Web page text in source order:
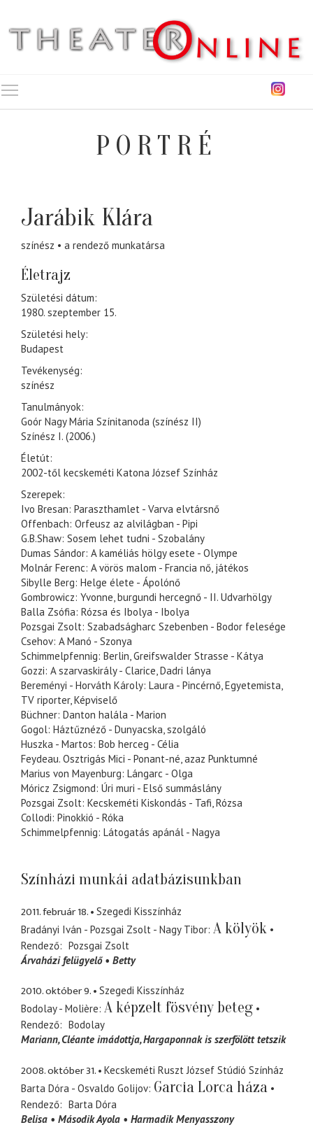
PORTRÉ
Jarábik Klára
színész a rendező munkatársa
Életrajz
Születési dátum:
1980. szeptember 15.
Születési hely:
Budapest
Tevékenység:
színész
Tanulmányok:
Goór Nagy Mária Színitanoda (színész II)
Színész I. (2006.)
Életút:
2002-től kecskeméti Katona József Színház
Szerepek:
Ivo Bresan: Paraszthamlet - Varva elvtársnő
Offenbach: Orfeusz az alvilágban - Pipi
G.B.Shaw: Sosem lehet tudni - Szobalány
Dumas Sándor: A kaméliás hölgy esete - Olympe
Molnár Ferenc: A vörös malom - Francia nő, játékos
Sibylle Berg: Helge élete - Ápolónő
Gombrowicz: Yvonne, burgundi hercegnő - II. Udvarhölgy
Balla Zsófia: Rózsa és Ibolya - Ibolya
Pozsgai Zsolt: Szabadságharc Szebenben - Bodor felesége
Csehov: A Manó - Szonya
Schimmelpfennig: Berlin, Greifswalder Strasse - Kátya
Gozzi: A szarvaskirály - Clarice, Dadri lánya
Bereményi - Horváth Károly: Laura - Pincérnő, Egyetemista,
TV riporter, Képviselő
Büchner: Danton halála - Marion
Gogol: Háztűznéző - Dunyacska, szolgáló
Huszka - Martos: Bob herceg - Célia
Feydeau. Osztrigás Mici - Ponant-né, azaz Punktumné
Marius von Mayenburg: Lángarc - Olga
Móricz Zsigmond: Úri muri - Első summáslány
Pozsgai Zsolt: Kecskeméti Kiskondás - Tafi, Rózsa
Collodi: Pinokkió - Róka
Schimmelpfennig: Látogatás apánál - Nagya
Színházi munkái adatbázisunkban
2011. február 18.
Szegedi Kisszínház
Bradányi Iván - Pozsgai Zsolt - Nagy Tibor A kölyök
Rendező
Pozsgai Zsolt
Árvaházi felügyelő
Betty
2010. október 9.
Szegedi Kisszínház
Bodolay - Molière A képzelt fösvény beteg
Rendező
Bodolay
Mariann Cléante imádottja, Hargaponnak is szerfölött tetszik
2008. október 31.
Kecskeméti Ruszt József Stúdió Színház
Barta Dóra - Osvaldo Golijov Garcia Lorca háza
Rendező
Barta Dóra
Belisa
Második Ayola Harmadik Menyasszony